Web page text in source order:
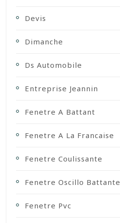
Devis
Dimanche
Ds Automobile
Entreprise Jeannin
Fenetre A Battant
Fenetre A La Francaise
Fenetre Coulissante
Fenetre Oscillo Battante
Fenetre Pvc